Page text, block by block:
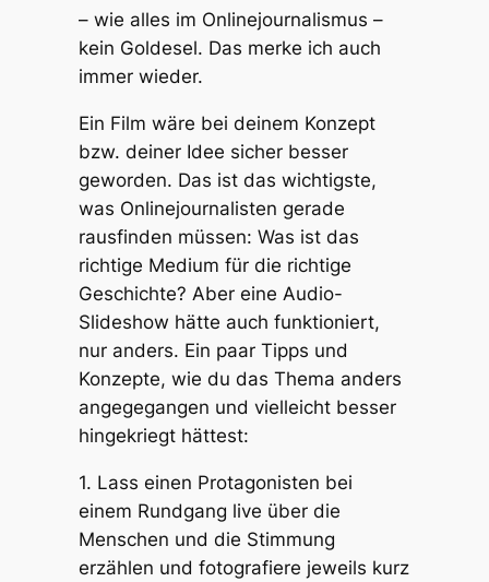
– wie alles im Onlinejournalismus –
kein Goldesel. Das merke ich auch
immer wieder.
Ein Film wäre bei deinem Konzept
bzw. deiner Idee sicher besser
geworden. Das ist das wichtigste,
was Onlinejournalisten gerade
rausfinden müssen: Was ist das
richtige Medium für die richtige
Geschichte? Aber eine Audio-
Slideshow hätte auch funktioniert,
nur anders. Ein paar Tipps und
Konzepte, wie du das Thema anders
angegegangen und vielleicht besser
hingekriegt hättest:
1. Lass einen Protagonisten bei
einem Rundgang live über die
Menschen und die Stimmung
erzählen und fotografiere jeweils kurz